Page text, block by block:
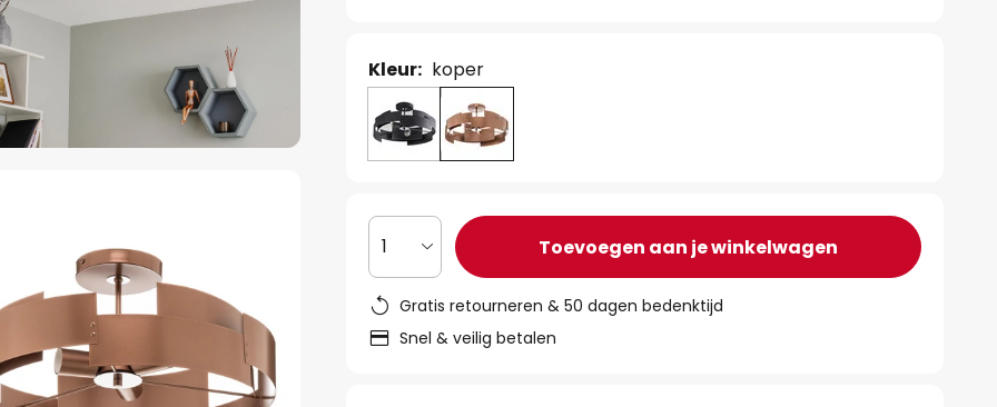
Kleur: koper
1 Toevoegen aan je winkelwagen
Gratis retourneren & 50 dagen bedenktijd
Snel & veilig betalen